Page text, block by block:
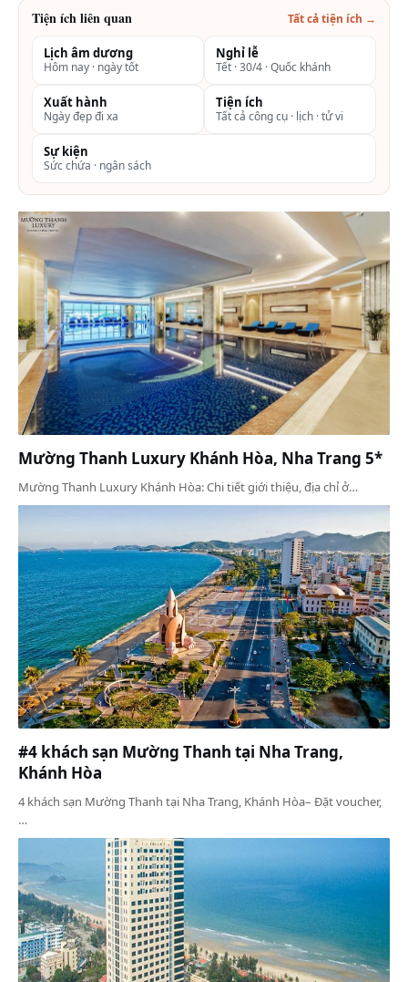
Tiện ích liên quan Tất cả tiện ích →
Lịch âm dương
Hôm nay · ngày tốt
Nghỉ lễ
Tết · 30/4 · Quốc khánh
Xuất hành
Ngày đẹp đi xa
Tiện ích
Tất cả công cụ · lịch · tử vi
Sự kiện
Sức chứa · ngân sách
Mường Thanh Luxury Khánh Hòa, Nha Trang 5*
Mường Thanh Luxury Khánh Hòa: Chi tiết giới thiệu, địa chỉ ở…
#4 khách sạn Mường Thanh tại Nha Trang,
Khánh Hòa
4 khách sạn Mường Thanh tại Nha Trang, Khánh Hòa– Đặt voucher,
…